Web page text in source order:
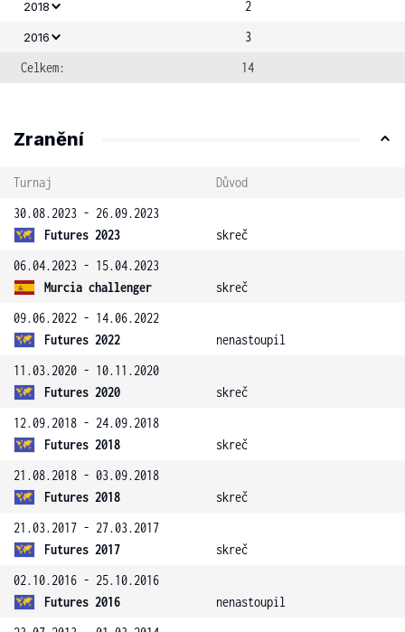
2018 2
2016
3
Celkem:
14
Zranění
Turnaj
Důvod
30.08.2023 - 26.09.2023
Futures 2023
skreč
06.04.2023 - 15.04.2023
Murcia challenger
skreč
09.06.2022 - 14.06.2022
Futures 2022
nenastoupil
11.03.2020 - 10.11.2020
Futures 2020
skreč
12.09.2018 - 24.09.2018
Futures 2018
skreč
21.08.2018 - 03.09.2018
Futures 2018
skreč
21.03.2017 - 27.03.2017
Futures 2017
skreč
02.10.2016 - 25.10.2016
Futures 2016
nenastoupil